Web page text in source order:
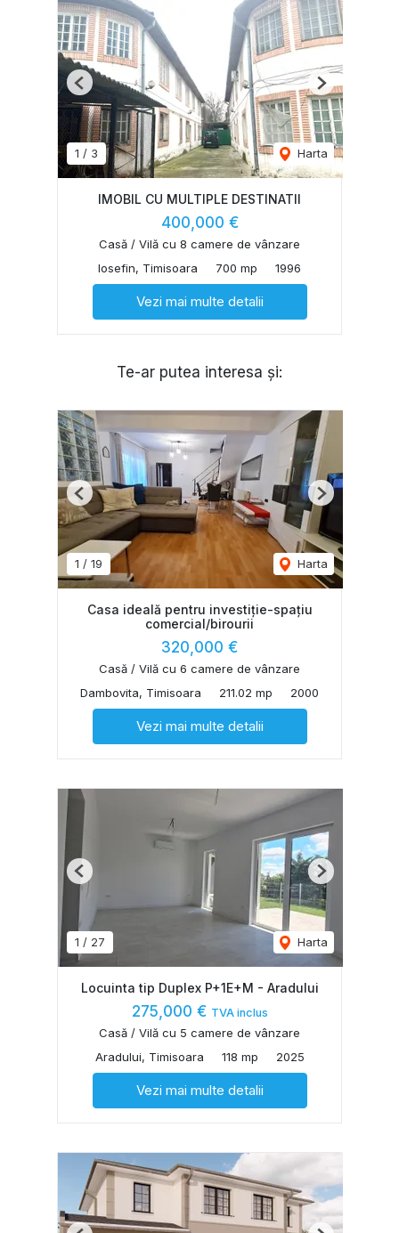
1 / 3 Harta
Previous Next
IMOBIL CU MULTIPLE DESTINATII
400,000 €
Casă / Vilă cu 8 camere de vânzare
Iosefin, Timisoara
700 mp 1996
Vezi mai multe detalii
Te-ar putea interesa și:
1 / 19 Harta
Previous Next
Casa ideală pentru investiție-spațiu
comercial/birourii
320,000 €
Casă / Vilă cu 6 camere de vânzare
Dambovita, Timisoara
211.02 mp 2000
Vezi mai multe detalii
1 / 27 Harta
Previous Next
Locuinta tip Duplex P+1E+M - Aradului
275,000 € TVA inclus
Casă / Vilă cu 5 camere de vânzare
Aradului, Timisoara
118 mp 2025
Vezi mai multe detalii